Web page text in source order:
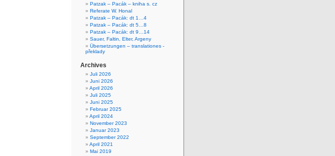
Patzak – Pacák – kniha s. cz
Referate W. Honal
Patzak – Pacák: dt 1…4
Patzak – Pacák: dt 5…8
Patzak – Pacák: dt 9…14
Sauer, Faltin, Elter, Argeny
Übersetzungen – translationes -
překlady
Archives
Juli 2026
Juni 2026
April 2026
Juli 2025
Juni 2025
Februar 2025
April 2024
November 2023
Januar 2023
September 2022
April 2021
Mai 2019